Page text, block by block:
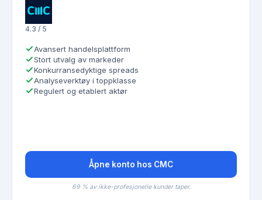
4.3 / 5
Avansert handelsplattform
Stort utvalg av markeder
Konkurransedyktige spreads
Analyseverktøy i toppklasse
Regulert og etablert aktør
Åpne konto hos CMC
69 % av ikke-profesjonelle kunder taper.